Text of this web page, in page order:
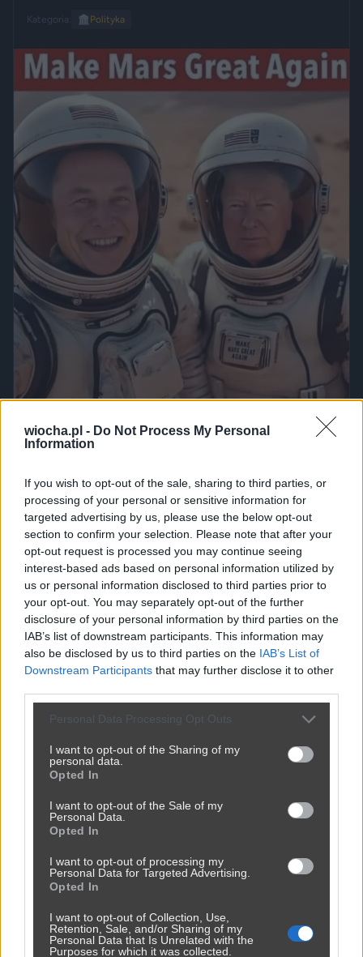
wiocha.pl - Do Not Process My Personal
Information
If you wish to opt-out of the sale, sharing to third parties, or
processing of your personal or sensitive information for
targeted advertising by us, please use the below opt-out
section to confirm your selection. Please note that after your
opt-out request is processed you may continue seeing
interest-based ads based on personal information utilized by
us or personal information disclosed to third parties prior to
your opt-out. You may separately opt-out of the further
disclosure of your personal information by third parties on the
IAB’s list of downstream participants. This information may
also be disclosed by us to third parties on the IAB’s List of
Downstream Participants that may further disclose it to other
Personal Data Processing Opt Outs
I want to opt-out of the Sharing of my
personal data.
Opted In
I want to opt-out of the Sale of my
Personal Data.
Opted In
I want to opt-out of processing my
Personal Data for Targeted Advertising.
Opted In
I want to opt-out of Collection, Use,
Retention, Sale, and/or Sharing of my
Personal Data that Is Unrelated with the
Purposes for which it was collected.
Kategoria: 🏛️ Polityka
0 4 Udostępnij
Polscy wyborcy truuummpaaa
przez[Usunięty użytkownik]— 1 rok temu
Kategoria: 📦Inne